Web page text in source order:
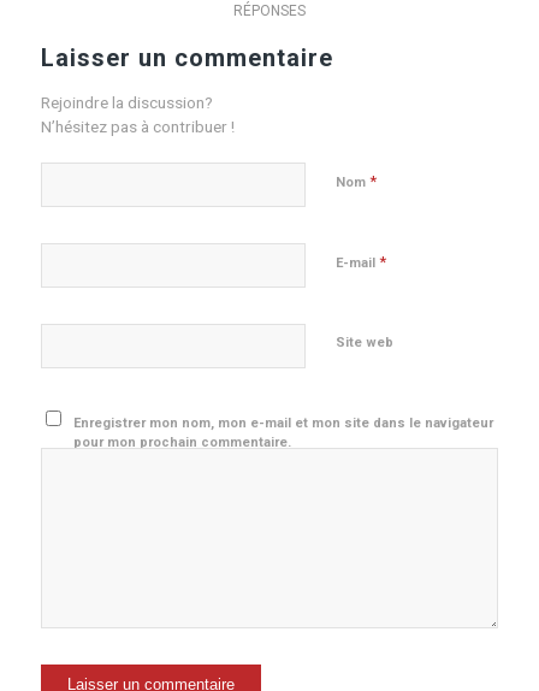
RÉPONSES
Laisser un commentaire
Rejoindre la discussion?
N’hésitez pas à contribuer !
Nom *
E-mail *
Site web
Enregistrer mon nom, mon e-mail et mon site dans le navigateur
pour mon prochain commentaire.